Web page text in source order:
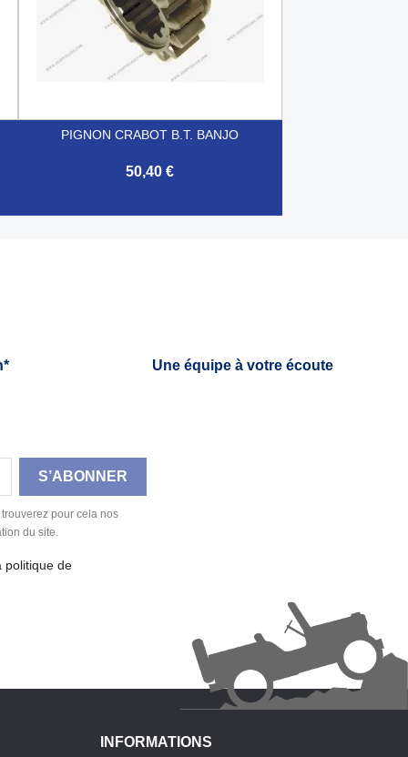
PIGNON CRABOT B.T. BANJO
50,40 €
Une équipe à votre écoute
pour cela nos
du site.
politique de
INFORMATIONS